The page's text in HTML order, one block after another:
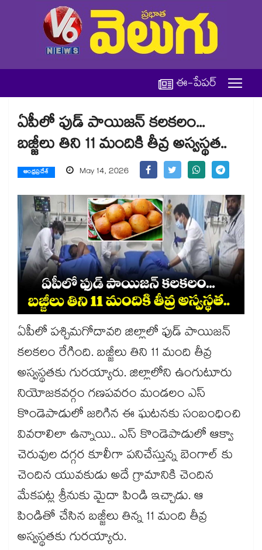
ఈ-పేపర్
ఏపీలో ఫుడ్ పాయిజన్ కలకలం...
బజ్జీలు తిని 11 మందికి తీవ్ర అస్వస్థత..
ఆంధ్రప్రదేశ్ May 14, 2026
ఏపీలో పశ్చిమగోదావరి జిల్లాలో ఫుడ్ పాయిజన్
కలకలం రేగింది. బజ్జీలు తిని 11 మంది తీవ్ర
అస్వస్థతకు గురయ్యారు. జిల్లాలోని ఉంగుటూరు
నియోజకవర్గం గణపవరం మండలం ఎస్
కొండెపాడులో జరిగిన ఈ ఘటనకు సంబంధించి
వివరాలిలా ఉన్నాయి.. ఎస్ కొండెపాడులో ఆక్వా
చెరువుల దగ్గర కూలీగా పనిచేస్తున్న బెంగాల్ కు
చెందిన యువకుడు అదే గ్రామానికి చెందిన
మేకపట్ల శ్రీనుకు మైదా పిండి ఇచ్చాడు. ఆ
పిండితో చేసిన బజ్జీలు తిన్న 11 మంది తీవ్ర
అస్వస్థతకు గురయ్యారు.